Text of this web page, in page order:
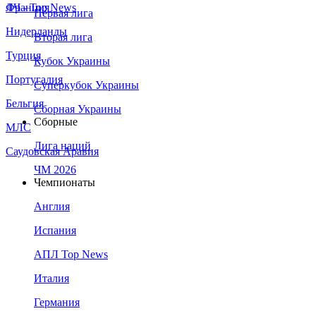
Франция
Нидерланды
Турция
Португалия
Бельгия
МЛС
Саудовская Аравия
ЛЧ - Top News
Первая лига
Вторая лига
Кубок Украины
Суперкубок Украины
Сборная Украины
Сборные
Лига наций
ЧМ 2026
Чемпионаты
Англия
Испания
АПЛ Top News
Италия
Германия